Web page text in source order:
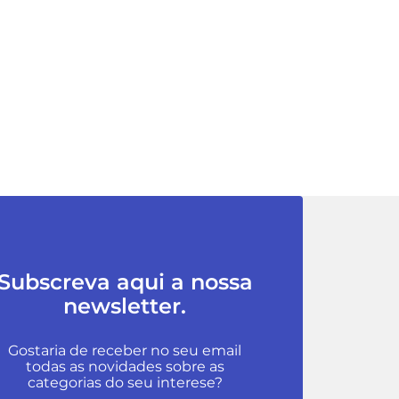
aqui a nossa
newsletter.
Gostaria de receber no seu email
todas as novidades sobre as
categorias do seu interese?